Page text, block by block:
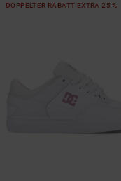
DOPPELTER RABATT EXTRA 25 %